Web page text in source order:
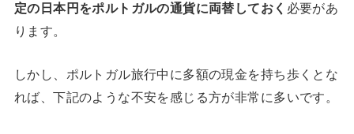
定の日本円をポルトガルの通貨に両替しておく 必要があ
ります。
しかし、ポルトガル旅行中に多額の現金を持ち歩くとな
れば、下記のような不安を感じる方が非常に多いです。